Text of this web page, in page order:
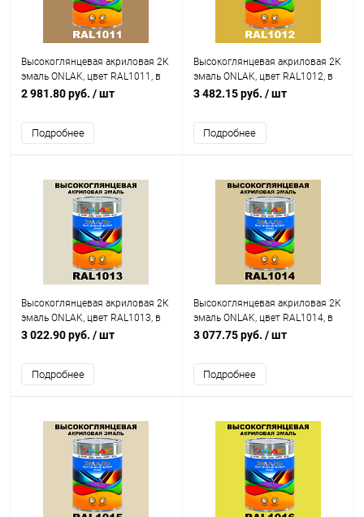
Высокоглянцевая акриловая 2К
эмаль ONLAK, цвет RAL1011, в
комплекте с отвердителем
2 981.80 руб. / шт
Подробнее
Высокоглянцевая акриловая 2К
эмаль ONLAK, цвет RAL1012, в
комплекте с отвердителем
3 482.15 руб. / шт
Подробнее
Высокоглянцевая акриловая 2К
эмаль ONLAK, цвет RAL1013, в
комплекте с отвердителем
3 022.90 руб. / шт
Подробнее
Высокоглянцевая акриловая 2К
эмаль ONLAK, цвет RAL1014, в
комплекте с отвердителем
3 077.75 руб. / шт
Подробнее